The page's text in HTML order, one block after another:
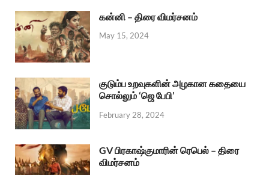
கன்னி – திரை விமர்சனம்
May 15, 2024
குடும்ப உறவுகளின் அழகான கதையை
சொல்லும் ‘ஜெ பேபி’
February 28, 2024
GV பிரகாஷ்குமாரின் ரெபெல் – திரை
விமர்சனம்